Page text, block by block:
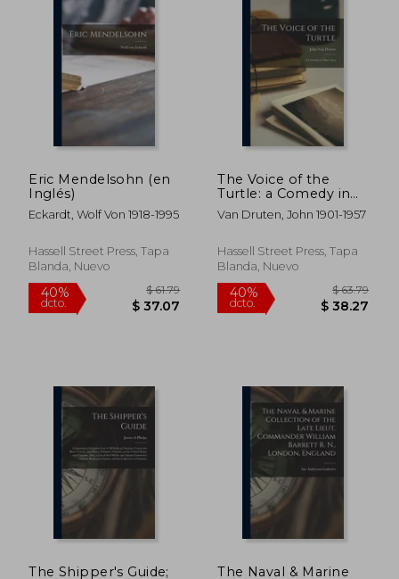
40%
dcto. $ 37.07
40%
dcto.
Eric Mendelsohn (en
Inglés)
Eckardt, Wolf Von 1918-1995
Hassell Street Press, Tapa
Blanda, Nuevo
40%
dcto.
The Voice of the
Turtle: a Comedy in
Three Acts (en Inglés)
Van Druten, John 1901-1957
Hassell Street Press, Tapa
Blanda, Nuevo
40%
dcto.
The Shipper's Guide;
The Naval & Marine